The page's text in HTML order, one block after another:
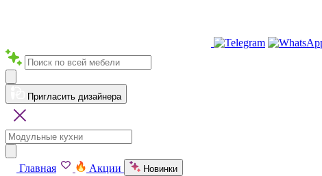
Пригласить дизайнера
Главная Акции Новинки